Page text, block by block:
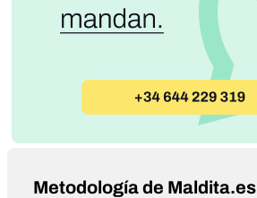
Metodología de Maldita.es